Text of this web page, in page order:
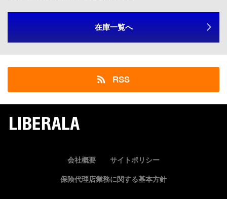
在庫一覧へ
RSS
会社概要 サイトポリシー
保険代理店業務に関する基本方針